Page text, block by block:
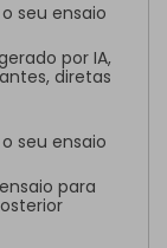
seu ensaio
por IA,
diretas
seu ensaio
para